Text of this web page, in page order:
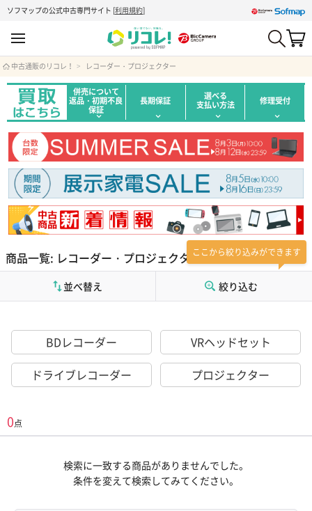
ソフマップの公式中古専門サイト [利用規約]
中古通販のリコレ！ レコーダー・プロジェクター
併売について
返品・初期不良
保証
長期保証 選べる
支払い方法 修理受付
商品一覧: レコーダー・プロジェクターここから絞り込みができます
絞り込む
並べ替え
BDレコーダー
VRヘッドセット
ドライブレコーダー
プロジェクター
0点
検索に一致する商品がありませんでした。
条件を変えて検索してみてください。